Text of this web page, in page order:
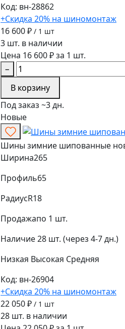
Код: вн-28862
+Скидка 20% на шиномонтаж
16 600 ₽ / 1 шт
3 шт. в наличии
Цена 16 600 ₽ за 1 шт.
−
В корзину
Под заказ ~3 дн.
Новые
Шины зимние шипованные
Ширина265
Профиль65
РадиусR18
Продажапо 1 шт.
Наличие28 шт. (через 4-7 дн.)
Низкая Высокая Средняя
Код: вн-26904
+Скидка 20% на шиномонтаж
22 050 ₽ / 1 шт
28 шт. в наличии